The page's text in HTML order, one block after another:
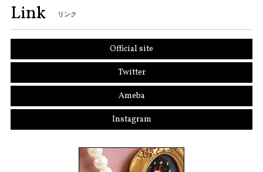
Link リンク
Official site
Twitter
Ameba
Instagram